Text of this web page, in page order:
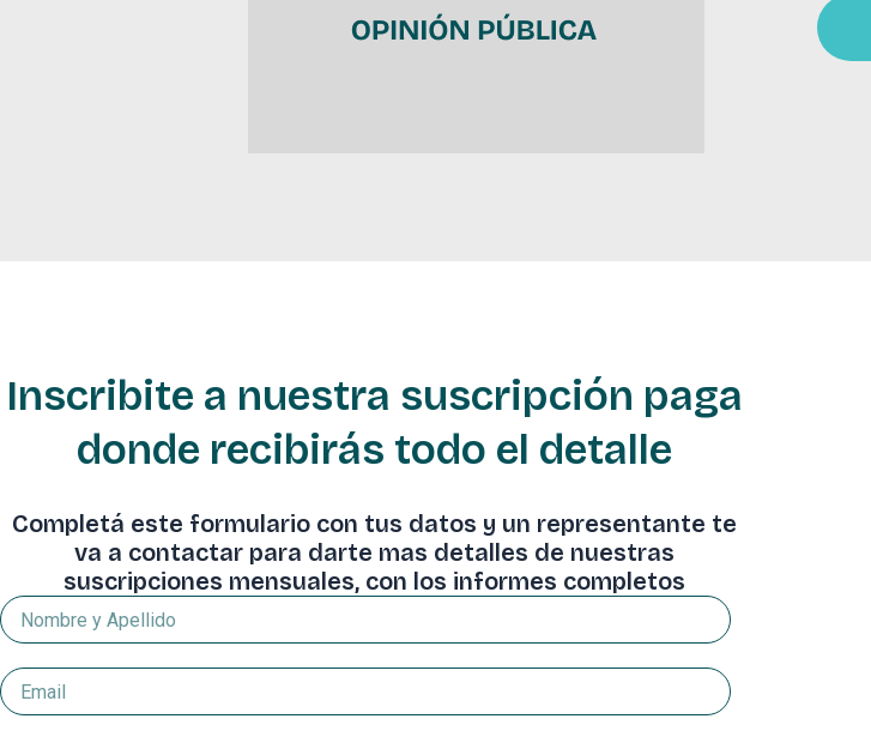
Inscribite a nuestra suscripción paga
donde recibirás todo el detalle
Completá este formulario con tus datos y un representante te
va a contactar para darte mas detalles de nuestras
suscripciones mensuales, con los informes completos
Nombre
y
Email